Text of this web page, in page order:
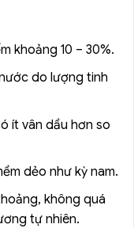
khoảng 10 – 30%.
do lượng tinh
ít vân dầu hơn so
dẻo như kỳ nam.
không quá
tự nhiên.